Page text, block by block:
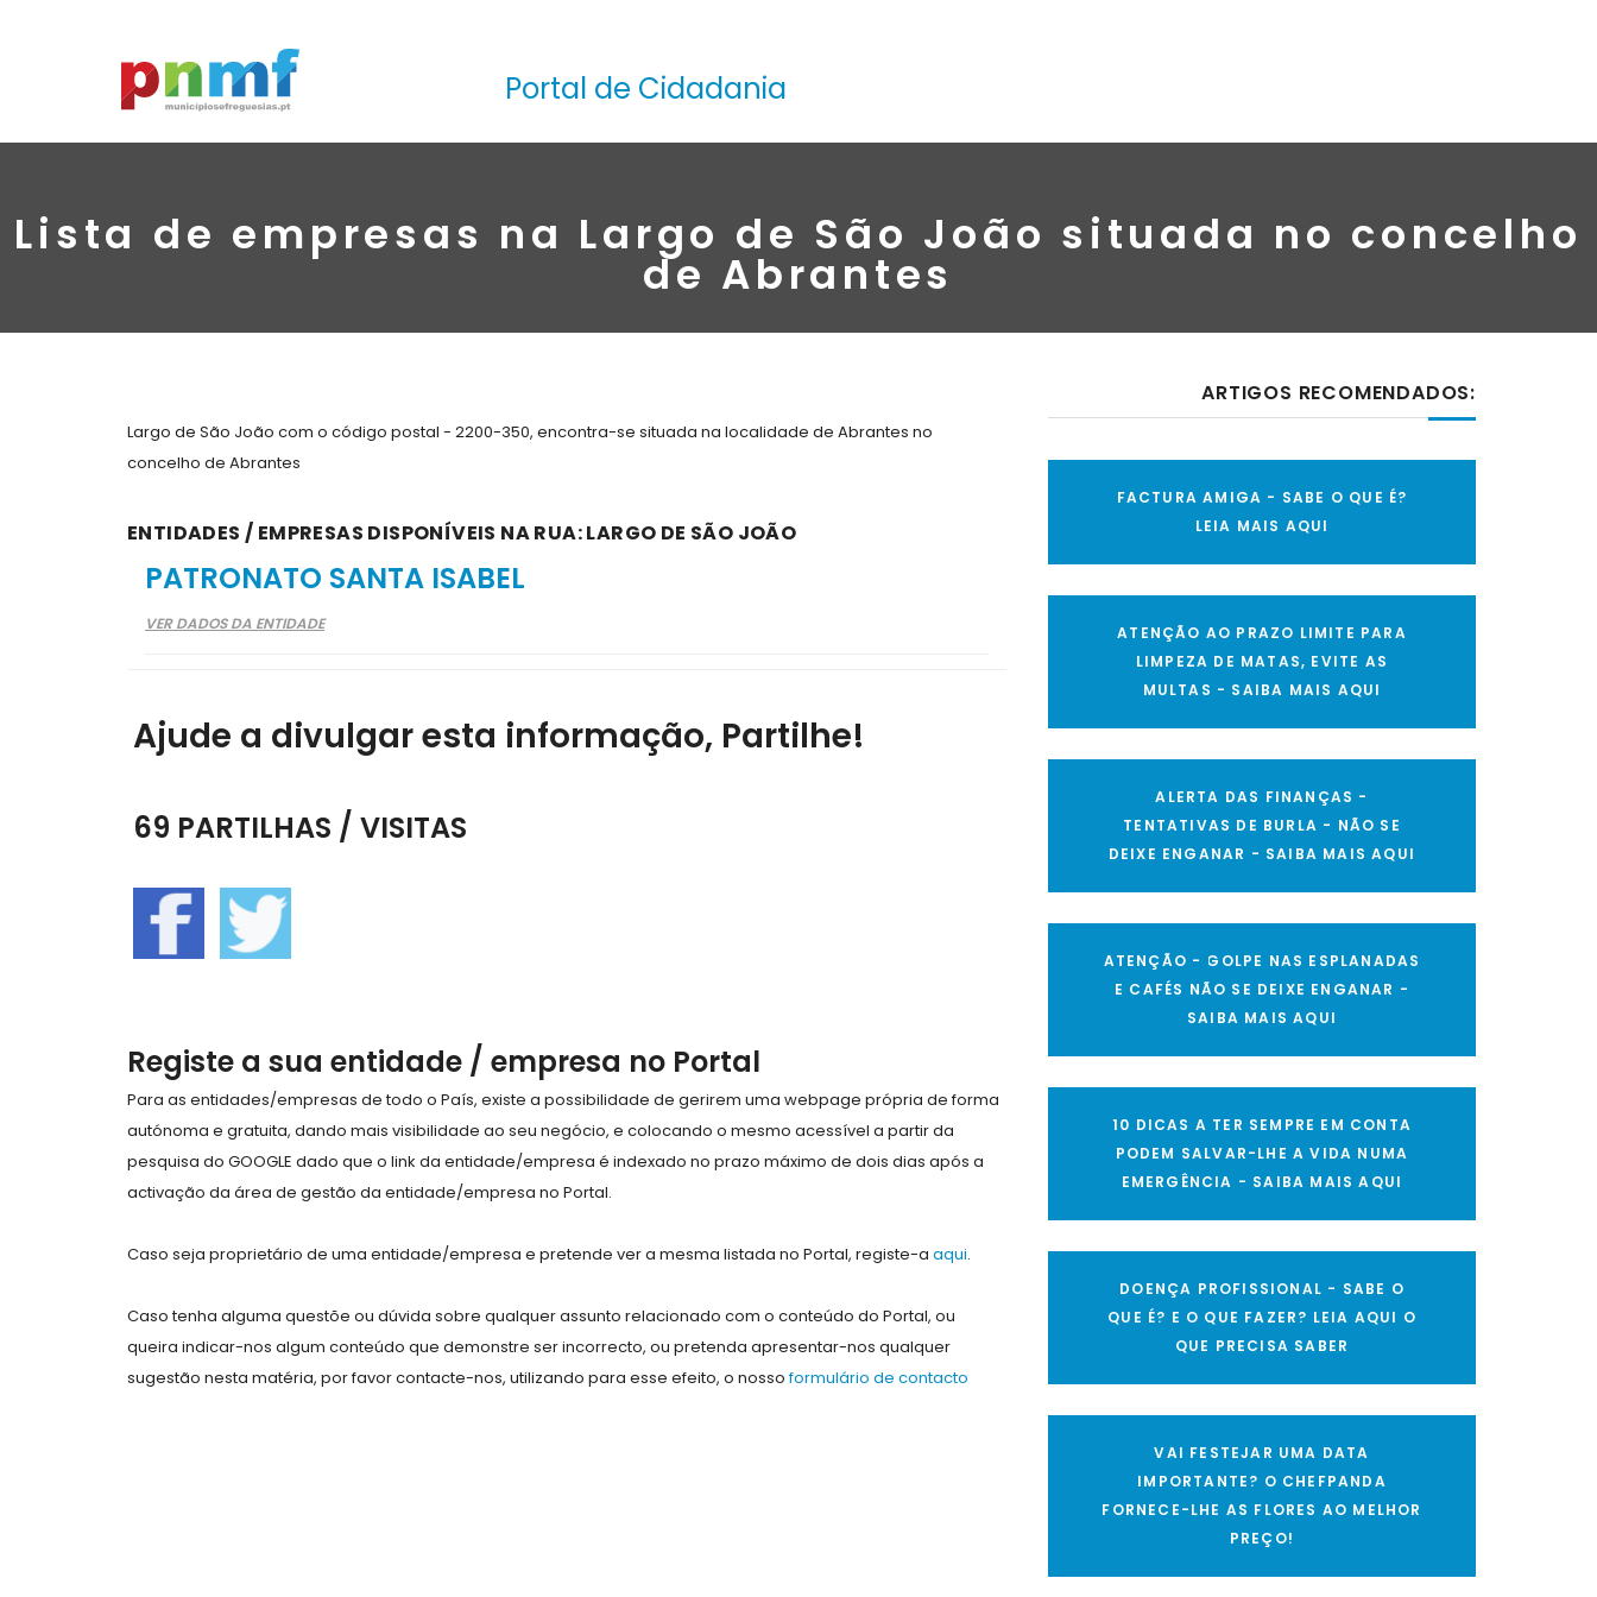
Portal de Cidadania
Lista de empresas na Largo de São João situada no concelho
de Abrantes
Largo de São João com o código postal - 2200-350, encontra-se situada na localidade de Abrantes no
concelho de Abrantes
ENTIDADES / EMPRESAS DISPONÍVEIS NA RUA: LARGO DE SÃO JOÃO
PATRONATO SANTA ISABEL
VER DADOS DA ENTIDADE
Ajude a divulgar esta informação, Partilhe!
69 PARTILHAS / VISITAS
Registe a sua entidade / empresa no Portal
Para as entidades/empresas de todo o País, existe a possibilidade de gerirem uma webpage própria de forma
autónoma e gratuita, dando mais visibilidade ao seu negócio, e colocando o mesmo acessível a partir da
pesquisa do GOOGLE dado que o link da entidade/empresa é indexado no prazo máximo de dois dias após a
activação da área de gestão da entidade/empresa no Portal.
Caso seja proprietário de uma entidade/empresa e pretende ver a mesma listada no Portal, registe-a aqui.
Caso tenha alguma questõe ou dúvida sobre qualquer assunto relacionado com o conteúdo do Portal, ou
queira indicar-nos algum conteúdo que demonstre ser incorrecto, ou pretenda apresentar-nos qualquer
sugestão nesta matéria, por favor contacte-nos, utilizando para esse efeito, o nossoformulário de contacto
ARTIGOS RECOMENDADOS:
FACTURA AMIGA - SABE O QUE É?
LEIA MAIS AQUI
ATENÇÃO AO PRAZO LIMITE PARA
LIMPEZA DE MATAS, EVITE AS
MULTAS - SAIBA MAIS AQUI
ALERTA DAS FINANÇAS -
TENTATIVAS DE BURLA - NÃO SE
DEIXE ENGANAR - SAIBA MAIS AQUI
ATENÇÃO - GOLPE NAS ESPLANADAS
E CAFÉS NÃO SE DEIXE ENGANAR -
SAIBA MAIS AQUI
10 DICAS A TER SEMPRE EM CONTA
PODEM SALVAR-LHE A VIDA NUMA
EMERGÊNCIA - SAIBA MAIS AQUI
DOENÇA PROFISSIONAL - SABE O
QUE É? E O QUE FAZER? LEIA AQUI O
QUE PRECISA SABER
VAI FESTEJAR UMA DATA
IMPORTANTE? O CHEFPANDA
FORNECE-LHE AS FLORES AO MELHOR
PREÇO!